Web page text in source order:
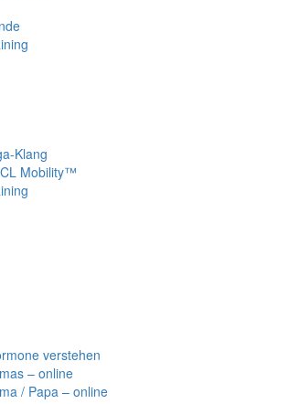
Klang
Mobility™
verstehen
– online
/ Papa – online